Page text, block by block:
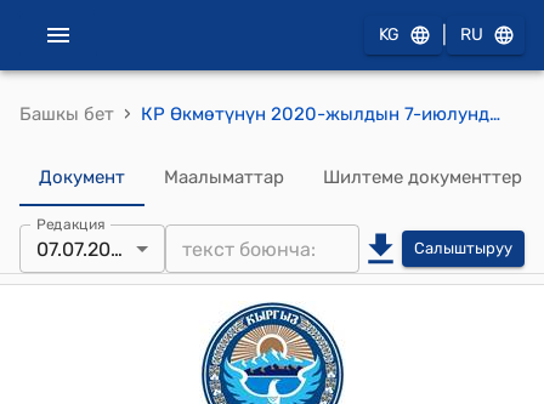
KG RU
Башкы бет › КР Өкмөтүнүн 2020-жылдын 7-июлундагы № 367 "2019-жылдын 16-декабрында Эр-Рияд шаарында кол коюлган Кыргыз Республикасынын Социалдык фонду менен Сауд Арабия Королдугунун Мамлекеттик пенсиялык агенттигинин ортосундагы Пенсиялык камсыздоо чөйрөсүндө кызматташуу жөнүндө меморандумду бекитүү тууралуу" токтому
Документ Маалыматтар Шилтеме документтер
Редакция
07.07.2020 Салыштыруу